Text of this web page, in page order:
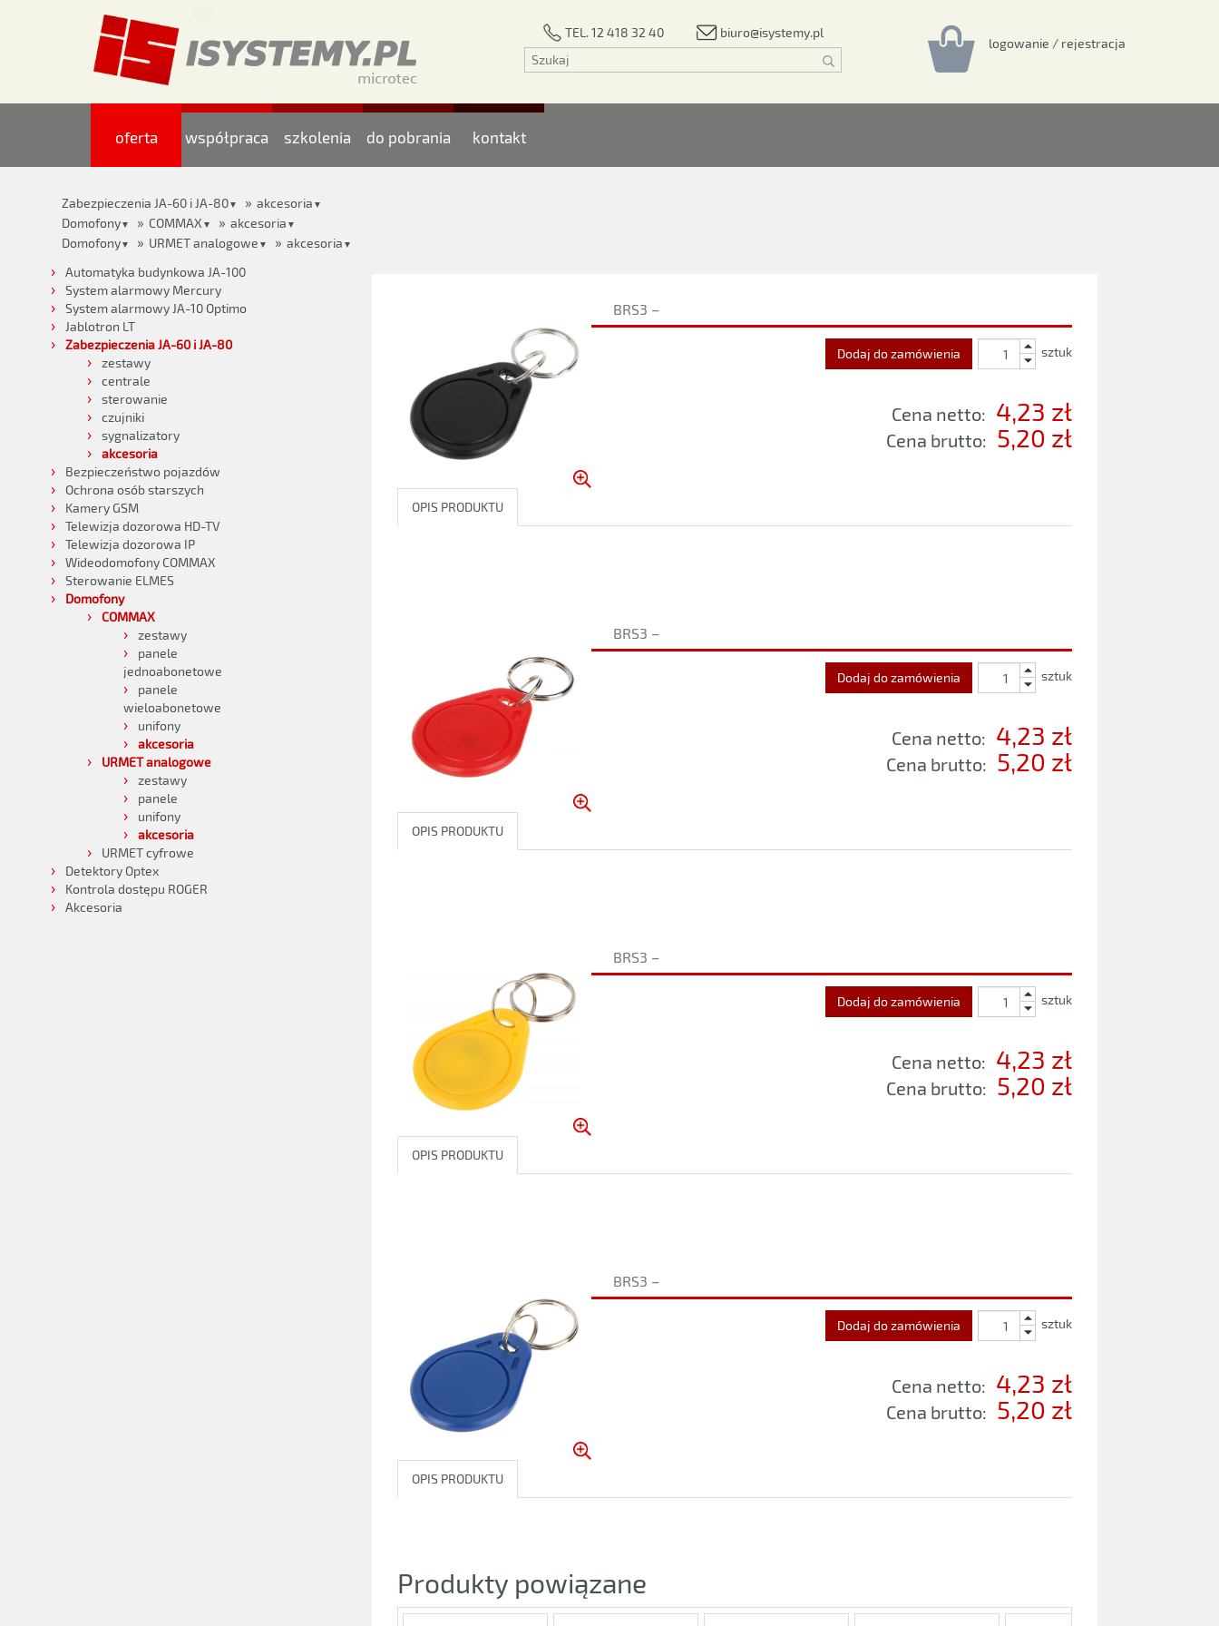
TEL. 12 418 32 40 biuro@isystemy.pl
logowanie / rejestracja
oferta współpraca szkolenia do pobrania kontakt
Zabezpieczenia JA-60 i JA-80▼ » akcesoria ▼
Domofony▼ » COMMAX ▼ » akcesoria ▼
Domofony▼ » URMET analogowe ▼ » akcesoria ▼
Automatyka budynkowa JA-100
System alarmowy Mercury
System alarmowy JA-10 Optimo
Jablotron LT
Zabezpieczenia JA-60 i JA-80
zestawy
centrale
sterowanie
czujniki
sygnalizatory
akcesoria
Bezpieczeństwo pojazdów
Ochrona osób starszych
Kamery GSM
Telewizja dozorowa HD-TV
Telewizja dozorowa IP
Wideodomofony COMMAX
Sterowanie ELMES
Domofony
COMMAX
zestawy
panele
jednoabonetowe
panele
wieloabonetowe
unifony
akcesoria
URMET analogowe
zestawy
panele
unifony
akcesoria
URMET cyfrowe
Detektory Optex
Kontrola dostępu ROGER
Akcesoria
BRS3 –
Dodaj do zamówienia sztuk
Cena netto: 4,23 zł
Cena brutto: 5,20 zł
OPIS PRODUKTU
BRS3 –
Dodaj do zamówienia sztuk
Cena netto: 4,23 zł
Cena brutto: 5,20 zł
OPIS PRODUKTU
BRS3 –
Dodaj do zamówienia sztuk
Cena netto: 4,23 zł
Cena brutto: 5,20 zł
OPIS PRODUKTU
BRS3 –
Dodaj do zamówienia sztuk
Cena netto: 4,23 zł
Cena brutto: 5,20 zł
OPIS PRODUKTU
Produkty powiązane